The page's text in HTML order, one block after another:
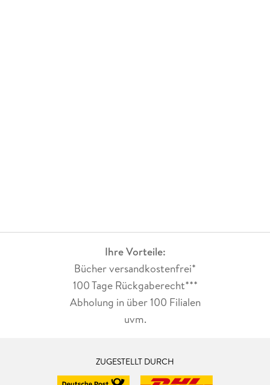
Ihre Vorteile:
Bücher versandkostenfrei*
100 Tage Rückgaberecht***
Abholung in über 100 Filialen
uvm.
ZUGESTELLT DURCH